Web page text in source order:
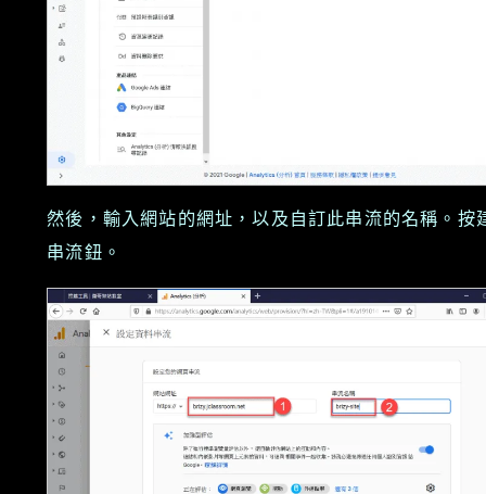
然後，輸入網站的網址，以及自訂此串流的名稱。按
串流鈕。